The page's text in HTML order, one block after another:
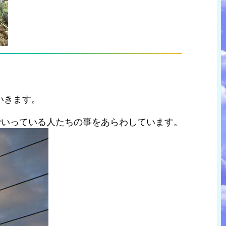
ます。
っている人たちの事をあらわしています。